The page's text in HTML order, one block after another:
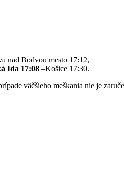
nad Bodvou mesto 17:12,
Ida 17:08 –Košice 17:30.
väčšieho meškania nie je